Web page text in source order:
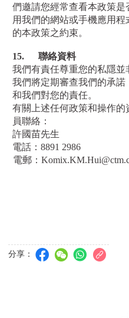
們邀請您經常查看本政策
用我們的網站或手機應用
的本政策之約束。
15.
聯絡資料
我們有責任尊重您的私隱並
我們將定期審查我們的承
和我們對您的責任。
有關上述任何政策和操作
員聯絡：
許國苗先生
電話：8891 2986
電郵：
分享：